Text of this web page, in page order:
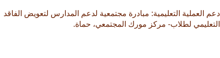
دعم العملية التعليمية: مبادرة مجتمعية لدعم المدارس لتعويض الفاقد
التعليمي لطلاب- مركز مورك المجتمعي، حماة.